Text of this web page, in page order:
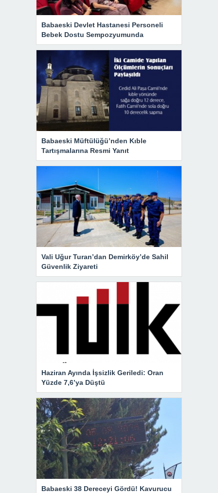
Babaeski Devlet Hastanesi Personeli
Bebek Dostu Sempozyumunda
Babaeski Müftülüğü’nden Kıble
Tartışmalarına Resmi Yanıt
Vali Uğur Turan’dan Demirköy’de Sahil
Güvenlik Ziyareti
Haziran Ayında İşsizlik Geriledi: Oran
Yüzde 7,6’ya Düştü
Babaeski 38 Dereceyi Gördü! Kavurucu